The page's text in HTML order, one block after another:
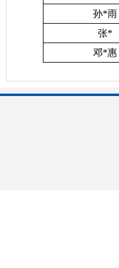
孙*雨
张*
邓*惠